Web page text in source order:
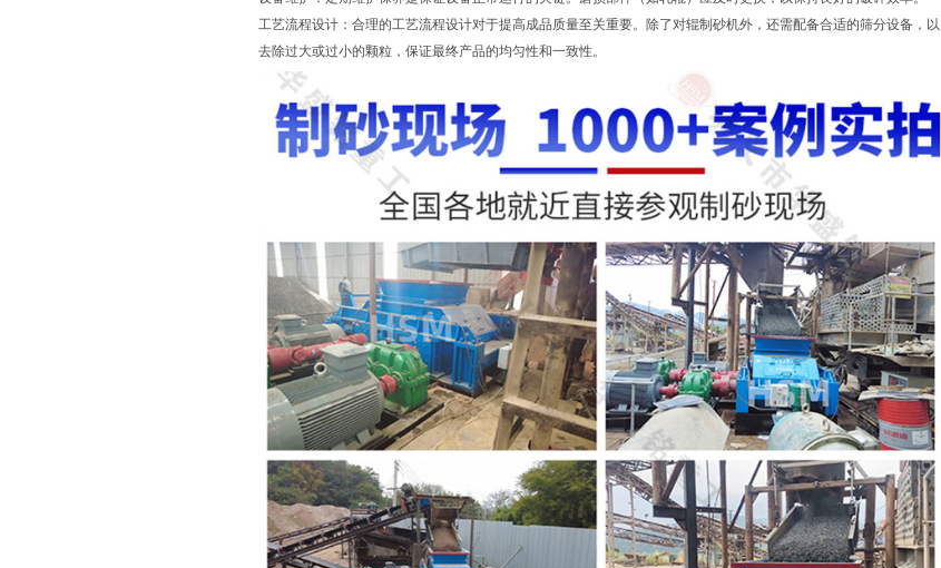
工艺流程设计：合理的工艺流程设计对于提高成品质量至关重要。除了对辊制砂机外，还需配备合适的筛分设备，以
去除过大或过小的颗粒，保证最终产品的均匀性和一致性。